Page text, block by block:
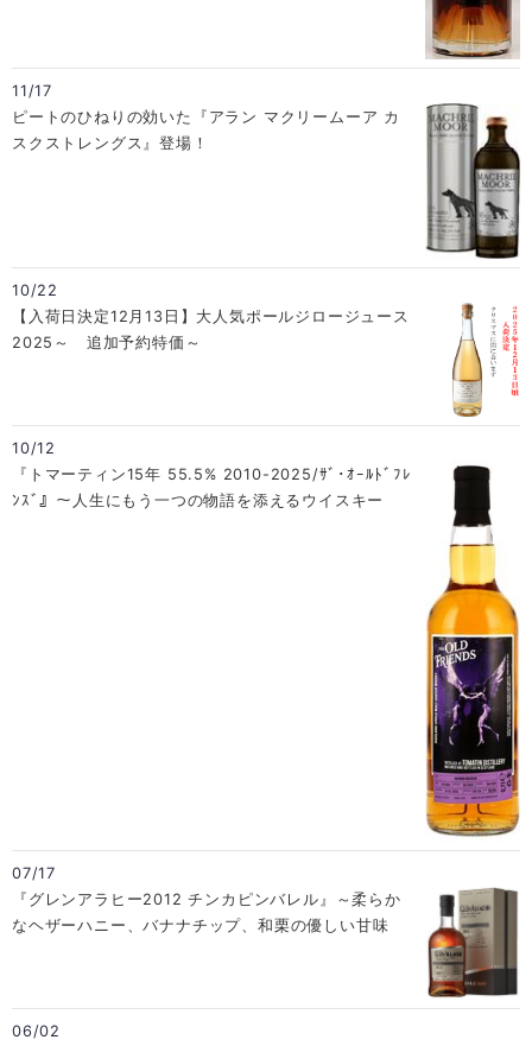
11/17
ピートのひねりの効いた『アラン マクリームーア カ
スクストレングス』登場！
10/22
【入荷日決定12月13日】大人気ポールジロージュース
2025～ 追加予約特価～
10/12
『トマーティン15年 55.5% 2010-2025/ｻﾞ･ｵｰﾙﾄﾞﾌﾚ
ﾝｽﾞ』～人生にもう一つの物語を添えるウイスキー
07/17
『グレンアラヒー2012 チンカピンバレル』～柔らか
なヘザーハニー、バナナチップ、和栗の優しい甘味
06/02